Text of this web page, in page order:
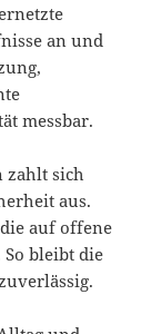
an und
messbar.
zahlt sich
aus.
auf offene
bleibt die